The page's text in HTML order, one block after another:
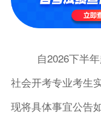
自2026下半年
社会开考专业考生
现将具体事宜公告